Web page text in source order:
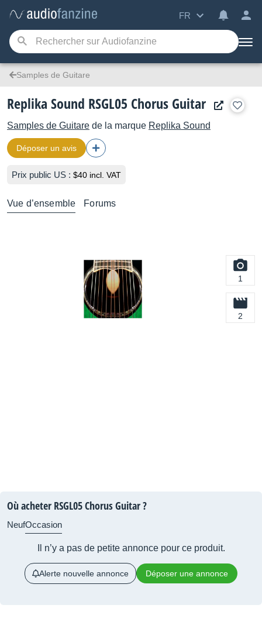
FR
Samples de Guitare
Replika Sound RSGL05 Chorus Guitar
Samples de Guitare de la marque Replika Sound
Déposer un avis
Prix public US : $40 incl. VAT
Vue d’ensemble Forums
1
2
Où acheter RSGL05 Chorus Guitar ?
NeufOccasion
Il n’y a pas de petite annonce pour ce produit.
Alerte nouvelle annonce Déposer une annonce